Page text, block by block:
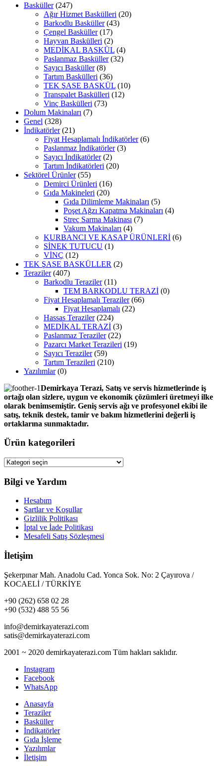
Basküller (247)
Ağır Hizmet Baskülleri (20)
Barkodlu Basküller (43)
Çengel Basküller (17)
Hayvan Baskülleri (2)
MEDİKAL BASKÜL (4)
Paslanmaz Basküller (32)
Sayıcı Basküller (8)
Tartım Baskülleri (36)
TEK ŞASE BASKÜL (10)
Transpalet Baskülleri (12)
Vinç Baskülleri (73)
Dolum Makinaları (7)
Genel (328)
İndikatörler (21)
Fiyat Hesaplamalı İndikatörler (6)
Paslanmaz İndikatörler (3)
Sayıcı İndikatörler (2)
Tartım İndikatörleri (20)
Sektörel Ürünler (55)
Demirci Ürünleri (16)
Gıda Makineleri (20)
Gıda Dilimleme Makinaları (5)
Poşet Ağzı Kapatma Makinaları (4)
Streç Sarma Makinası (7)
Vakum Makinaları (4)
KURBANCI VE KASAP ÜRÜNLERİ (6)
SİNEK TUTUCU (1)
VİNÇ (12)
TEK ŞASE BASKÜLLER (2)
Teraziler (407)
Barkodlu Teraziler (11)
TEM BARKODLU TERAZİ (0)
Fiyat Hesaplamalı Teraziler (66)
Fiyat Hesaplamalı (22)
Hassas Teraziler (224)
MEDİKAL TERAZİ (3)
Paslanmaz Teraziler (22)
Pazarcı Market Terazileri (19)
Sayıcı Teraziler (59)
Tartım Terazileri (210)
Yazılımlar (0)
Demirkaya Terazi, Satış ve servis hizmetlerinde iş
ortağı olan sizlere, uygun ve ekonomik çözümleri üretmeyi ilke
olarak benimsemiştir. Geniş servis ağı ve profesyonel ekibi ile
satış, teknik destek, tamir ve bakım hizmetlerini değerli iş
ortaklarına sunmaktadır.
Ürün kategorileri
Bilgi ve Yardım
Hesabım
Şartlar ve Koşullar
Gizlilik Politikası
İptal ve İade Politikası
Mesafeli Satış Sözleşmesi
İletişim
Şekerpınar Mah. Anadolu Cad. Yonca Sok. No: 2 Çayırova /
KOCAELİ / TÜRKİYE
+90 (262) 658 02 28
+90 (532) 488 55 56
info@demirkayaterazi.com
satis@demirkayaterazi.com
2001 ~ 2020 demirkayaterazi.com Tüm hakları saklıdır.
Instagram
Facebook
WhatsApp
Anasayfa
Teraziler
Basküller
İndikatörler
Gıda İşleme
Yazılımlar
İletişim